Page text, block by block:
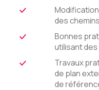
des
Bonnes
utilisant
Travaux
de plan
de